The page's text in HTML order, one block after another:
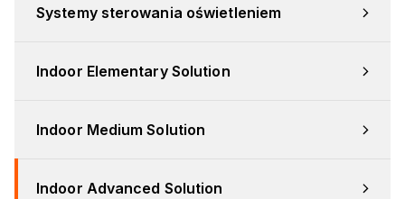
Systemy sterowania oświetleniem
Indoor Elementary Solution
Indoor Medium Solution
Indoor Advanced Solution